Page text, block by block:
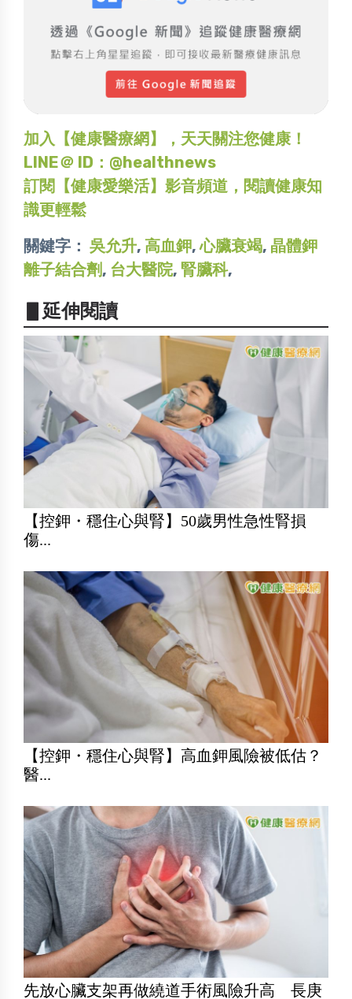
加入【健康醫療網】，天天關注您健康！
LINE＠ ID：@healthnews
訂閱【健康愛樂活】影音頻道，閱讀健康知
識更輕鬆
關鍵字： 吳允升, 高血鉀,心臟衰竭, 晶體鉀
離子結合劑, 台大醫院, 腎臟科,
▋延伸閱讀
【控鉀・穩住心與腎】50歲男性急性腎損
傷...
【控鉀・穩住心與腎】高血鉀風險被低估？
醫...
先放心臟支架再做繞道手術風險升高 長庚